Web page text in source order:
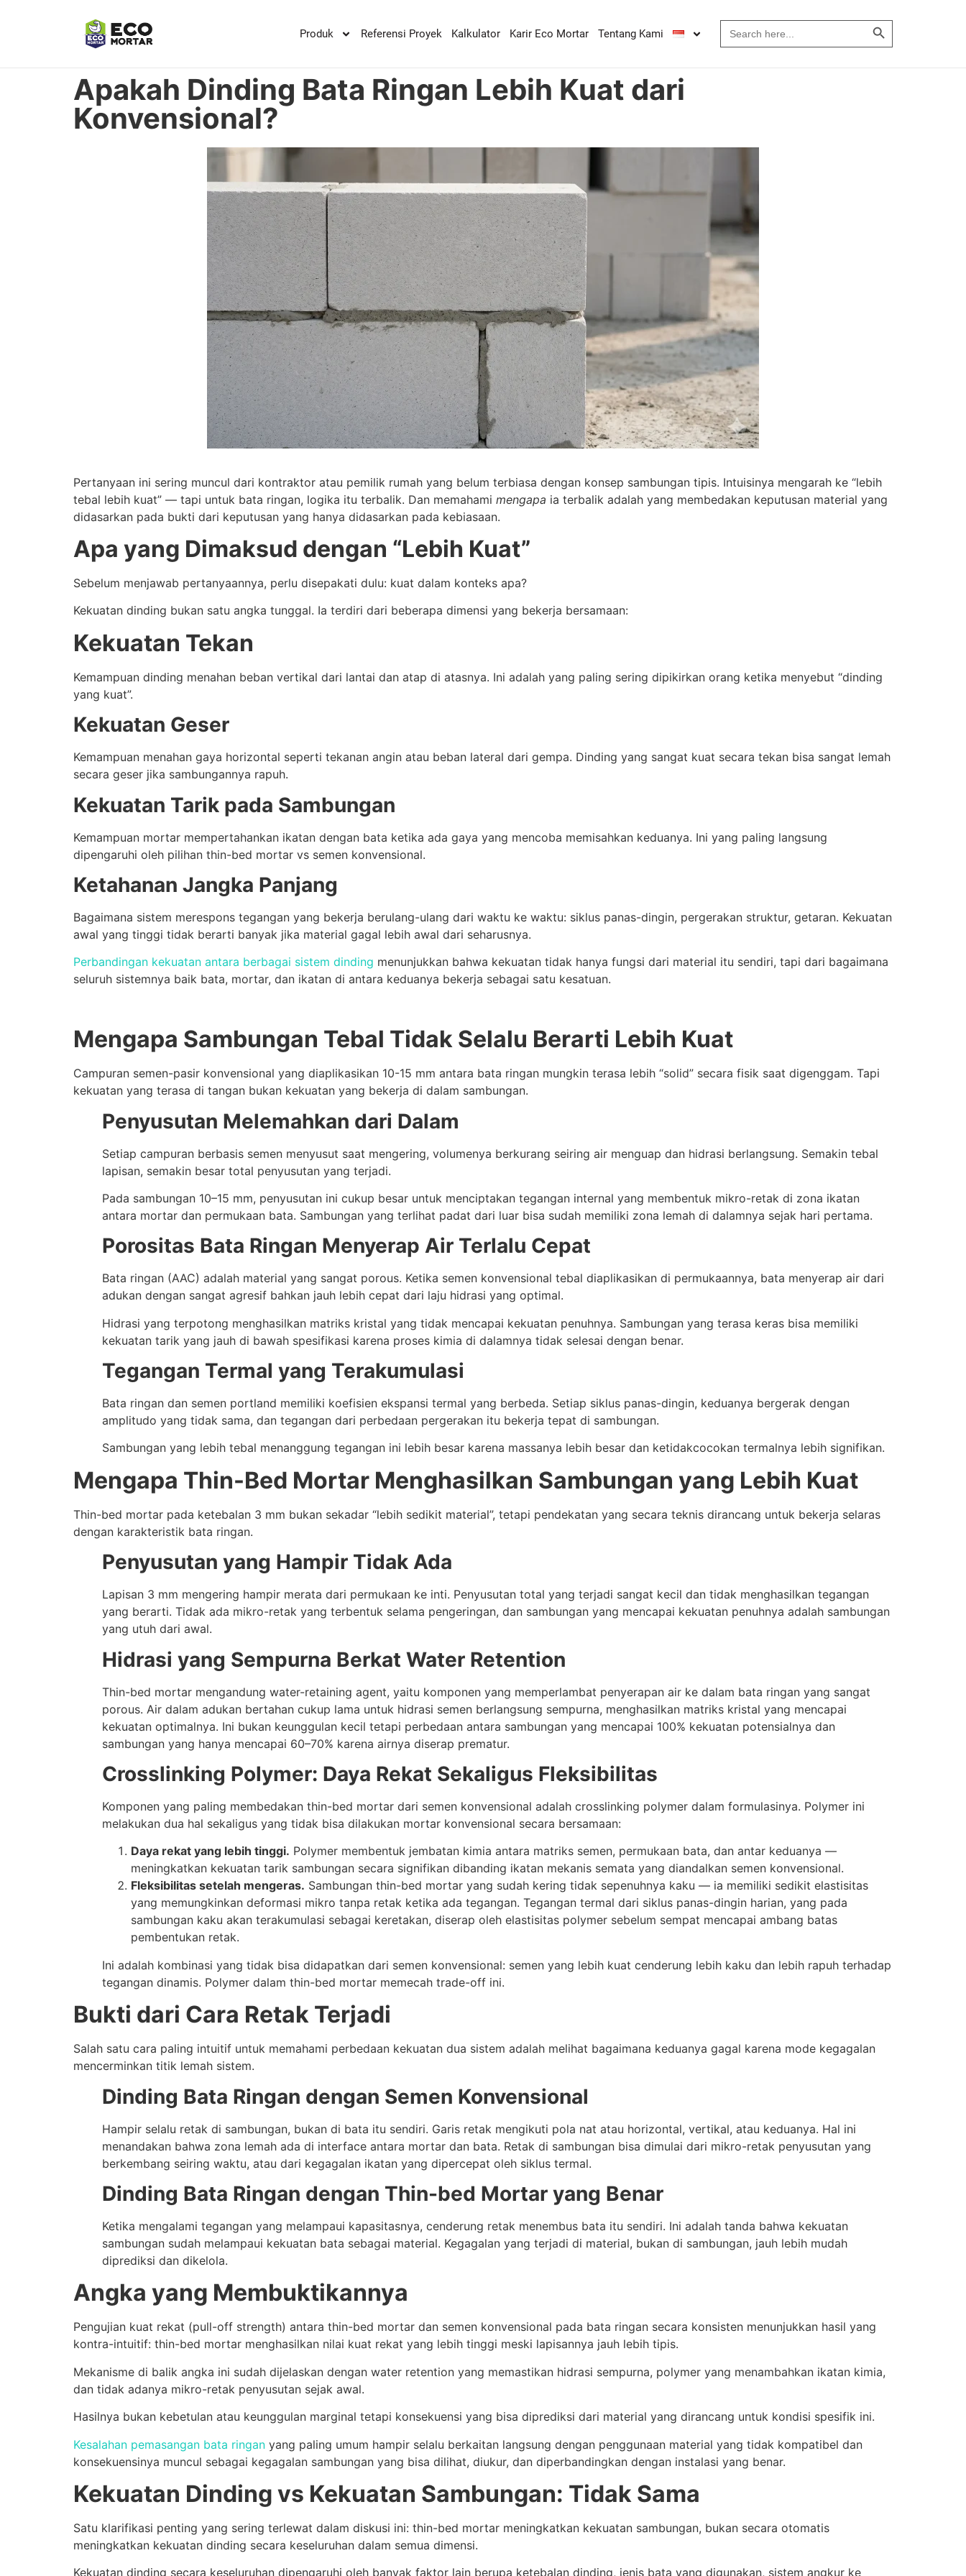
Produk Referensi Proyek Kalkulator Karir Eco Mortar Tentang Kami
for:
Search Button
Apakah Dinding Bata Ringan Lebih Kuat dari
Konvensional?
Pertanyaan ini sering muncul dari kontraktor atau pemilik rumah yang belum terbiasa dengan konsep sambungan tipis. Intuisinya mengarah ke “lebih
tebal lebih kuat” — tapi untuk bata ringan, logika itu terbalik. Dan memahami mengapa ia terbalik adalah yang membedakan keputusan material yang
didasarkan pada bukti dari keputusan yang hanya didasarkan pada kebiasaan.
Apa yang Dimaksud dengan “Lebih Kuat”
Sebelum menjawab pertanyaannya, perlu disepakati dulu: kuat dalam konteks apa?
Kekuatan dinding bukan satu angka tunggal. Ia terdiri dari beberapa dimensi yang bekerja bersamaan:
Kekuatan Tekan
Kemampuan dinding menahan beban vertikal dari lantai dan atap di atasnya. Ini adalah yang paling sering dipikirkan orang ketika menyebut “dinding
yang kuat”.
Kekuatan Geser
Kemampuan menahan gaya horizontal seperti tekanan angin atau beban lateral dari gempa. Dinding yang sangat kuat secara tekan bisa sangat lemah
secara geser jika sambungannya rapuh.
Kekuatan Tarik pada Sambungan
Kemampuan mortar mempertahankan ikatan dengan bata ketika ada gaya yang mencoba memisahkan keduanya. Ini yang paling langsung
dipengaruhi oleh pilihan thin-bed mortar vs semen konvensional.
Ketahanan Jangka Panjang
Bagaimana sistem merespons tegangan yang bekerja berulang-ulang dari waktu ke waktu: siklus panas-dingin, pergerakan struktur, getaran. Kekuatan
awal yang tinggi tidak berarti banyak jika material gagal lebih awal dari seharusnya.
Perbandingan kekuatan antara berbagai sistem dinding menunjukkan bahwa kekuatan tidak hanya fungsi dari material itu sendiri, tapi dari bagaimana
seluruh sistemnya baik bata, mortar, dan ikatan di antara keduanya bekerja sebagai satu kesatuan.
Mengapa Sambungan Tebal Tidak Selalu Berarti Lebih Kuat
Campuran semen-pasir konvensional yang diaplikasikan 10-15 mm antara bata ringan mungkin terasa lebih “solid” secara fisik saat digenggam. Tapi
kekuatan yang terasa di tangan bukan kekuatan yang bekerja di dalam sambungan.
Penyusutan Melemahkan dari Dalam
Setiap campuran berbasis semen menyusut saat mengering, volumenya berkurang seiring air menguap dan hidrasi berlangsung. Semakin tebal
lapisan, semakin besar total penyusutan yang terjadi.
Pada sambungan 10–15 mm, penyusutan ini cukup besar untuk menciptakan tegangan internal yang membentuk mikro-retak di zona ikatan
antara mortar dan permukaan bata. Sambungan yang terlihat padat dari luar bisa sudah memiliki zona lemah di dalamnya sejak hari pertama.
Porositas Bata Ringan Menyerap Air Terlalu Cepat
Bata ringan (AAC) adalah material yang sangat porous. Ketika semen konvensional tebal diaplikasikan di permukaannya, bata menyerap air dari
adukan dengan sangat agresif bahkan jauh lebih cepat dari laju hidrasi yang optimal.
Hidrasi yang terpotong menghasilkan matriks kristal yang tidak mencapai kekuatan penuhnya. Sambungan yang terasa keras bisa memiliki
kekuatan tarik yang jauh di bawah spesifikasi karena proses kimia di dalamnya tidak selesai dengan benar.
Tegangan Termal yang Terakumulasi
Bata ringan dan semen portland memiliki koefisien ekspansi termal yang berbeda. Setiap siklus panas-dingin, keduanya bergerak dengan
amplitudo yang tidak sama, dan tegangan dari perbedaan pergerakan itu bekerja tepat di sambungan.
Sambungan yang lebih tebal menanggung tegangan ini lebih besar karena massanya lebih besar dan ketidakcocokan termalnya lebih signifikan.
Mengapa Thin-Bed Mortar Menghasilkan Sambungan yang Lebih Kuat
Thin-bed mortar pada ketebalan 3 mm bukan sekadar “lebih sedikit material”, tetapi pendekatan yang secara teknis dirancang untuk bekerja selaras
dengan karakteristik bata ringan.
Penyusutan yang Hampir Tidak Ada
Lapisan 3 mm mengering hampir merata dari permukaan ke inti. Penyusutan total yang terjadi sangat kecil dan tidak menghasilkan tegangan
yang berarti. Tidak ada mikro-retak yang terbentuk selama pengeringan, dan sambungan yang mencapai kekuatan penuhnya adalah sambungan
yang utuh dari awal.
Hidrasi yang Sempurna Berkat Water Retention
Thin-bed mortar mengandung water-retaining agent, yaitu komponen yang memperlambat penyerapan air ke dalam bata ringan yang sangat
porous. Air dalam adukan bertahan cukup lama untuk hidrasi semen berlangsung sempurna, menghasilkan matriks kristal yang mencapai
kekuatan optimalnya. Ini bukan keunggulan kecil tetapi perbedaan antara sambungan yang mencapai 100% kekuatan potensialnya dan
sambungan yang hanya mencapai 60–70% karena airnya diserap prematur.
Crosslinking Polymer: Daya Rekat Sekaligus Fleksibilitas
Komponen yang paling membedakan thin-bed mortar dari semen konvensional adalah crosslinking polymer dalam formulasinya. Polymer ini
melakukan dua hal sekaligus yang tidak bisa dilakukan mortar konvensional secara bersamaan:
Daya rekat yang lebih tinggi. Polymer membentuk jembatan kimia antara matriks semen, permukaan bata, dan antar keduanya —
meningkatkan kekuatan tarik sambungan secara signifikan dibanding ikatan mekanis semata yang diandalkan semen konvensional.
Fleksibilitas setelah mengeras. Sambungan thin-bed mortar yang sudah kering tidak sepenuhnya kaku — ia memiliki sedikit elastisitas
yang memungkinkan deformasi mikro tanpa retak ketika ada tegangan. Tegangan termal dari siklus panas-dingin harian, yang pada
sambungan kaku akan terakumulasi sebagai keretakan, diserap oleh elastisitas polymer sebelum sempat mencapai ambang batas
pembentukan retak.
Ini adalah kombinasi yang tidak bisa didapatkan dari semen konvensional: semen yang lebih kuat cenderung lebih kaku dan lebih rapuh terhadap
tegangan dinamis. Polymer dalam thin-bed mortar memecah trade-off ini.
Bukti dari Cara Retak Terjadi
Salah satu cara paling intuitif untuk memahami perbedaan kekuatan dua sistem adalah melihat bagaimana keduanya gagal karena mode kegagalan
mencerminkan titik lemah sistem.
Dinding Bata Ringan dengan Semen Konvensional
Hampir selalu retak di sambungan, bukan di bata itu sendiri. Garis retak mengikuti pola nat atau horizontal, vertikal, atau keduanya. Hal ini
menandakan bahwa zona lemah ada di interface antara mortar dan bata. Retak di sambungan bisa dimulai dari mikro-retak penyusutan yang
berkembang seiring waktu, atau dari kegagalan ikatan yang dipercepat oleh siklus termal.
Dinding Bata Ringan dengan Thin-bed Mortar yang Benar
Ketika mengalami tegangan yang melampaui kapasitasnya, cenderung retak menembus bata itu sendiri. Ini adalah tanda bahwa kekuatan
sambungan sudah melampaui kekuatan bata sebagai material. Kegagalan yang terjadi di material, bukan di sambungan, jauh lebih mudah
diprediksi dan dikelola.
Angka yang Membuktikannya
Pengujian kuat rekat (pull-off strength) antara thin-bed mortar dan semen konvensional pada bata ringan secara konsisten menunjukkan hasil yang
kontra-intuitif: thin-bed mortar menghasilkan nilai kuat rekat yang lebih tinggi meski lapisannya jauh lebih tipis.
Mekanisme di balik angka ini sudah dijelaskan dengan water retention yang memastikan hidrasi sempurna, polymer yang menambahkan ikatan kimia,
dan tidak adanya mikro-retak penyusutan sejak awal.
Hasilnya bukan kebetulan atau keunggulan marginal tetapi konsekuensi yang bisa diprediksi dari material yang dirancang untuk kondisi spesifik ini.
Kesalahan pemasangan bata ringan yang paling umum hampir selalu berkaitan langsung dengan penggunaan material yang tidak kompatibel dan
konsekuensinya muncul sebagai kegagalan sambungan yang bisa dilihat, diukur, dan diperbandingkan dengan instalasi yang benar.
Kekuatan Dinding vs Kekuatan Sambungan: Tidak Sama
Satu klarifikasi penting yang sering terlewat dalam diskusi ini: thin-bed mortar meningkatkan kekuatan sambungan, bukan secara otomatis
meningkatkan kekuatan dinding secara keseluruhan dalam semua dimensi.
Kekuatan dinding secara keseluruhan dipengaruhi oleh banyak faktor lain berupa ketebalan dinding, jenis bata yang digunakan, sistem angkur ke